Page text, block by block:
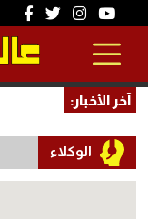
آخر الأخبار:
الوكلاء